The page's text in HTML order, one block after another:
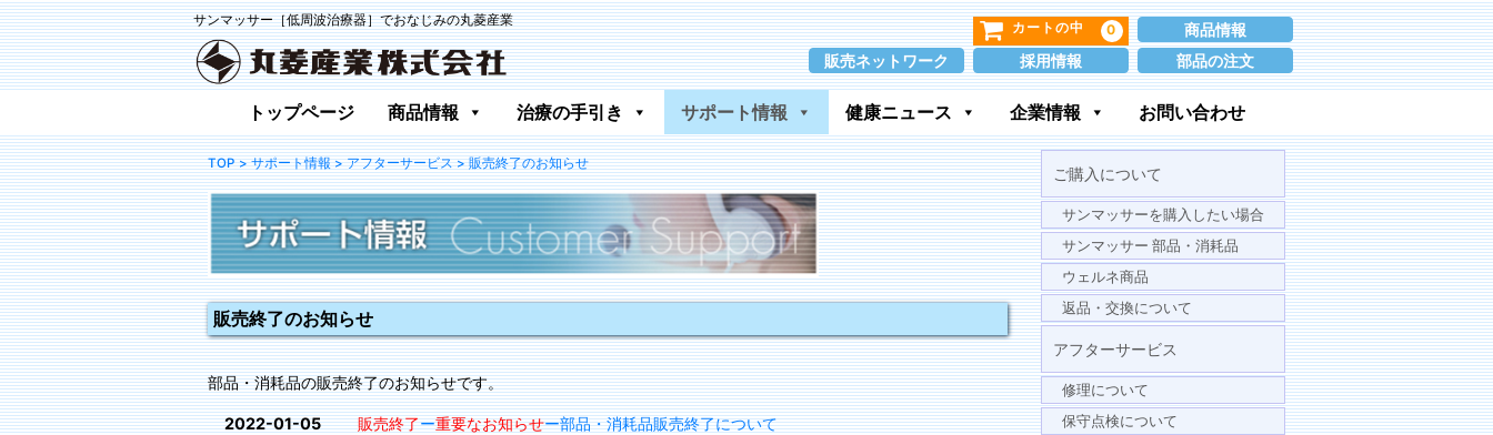
サンマッサー［低周波治療器］でおなじみの丸菱産業
商品情報
カートの中 0
部品の注文
採用情報
販売ネットワーク
トップページ 商品情報 治療の手引き サポート情報 健康ニュース 企業情報 お問い合わせ
TOP > サポート情報 > アフターサービス > 販売終了のお知らせ
販売終了のお知らせ
部品・消耗品の販売終了のお知らせです。
2022-01-05 販売終了ー重要なお知らせー部品・消耗品販売終了について
ご購入について
サンマッサーを購入したい場合
サンマッサー 部品・消耗品
ウェルネ商品
返品・交換について
アフターサービス
修理について
保守点検について